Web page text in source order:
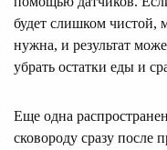
будет слишком чистой,
нужна, и результат
убрать остатки еды и
Еще одна
сковороду сразу после